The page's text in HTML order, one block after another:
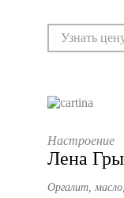
Узнать
Настроение
Лена
Оргалит,